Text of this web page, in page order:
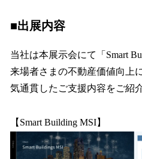
■出展内容
当社は本展示会にて「Smart
来場者さまの不動産価値向上
気通貫したご支援内容をご紹
【Smart Building MSI】